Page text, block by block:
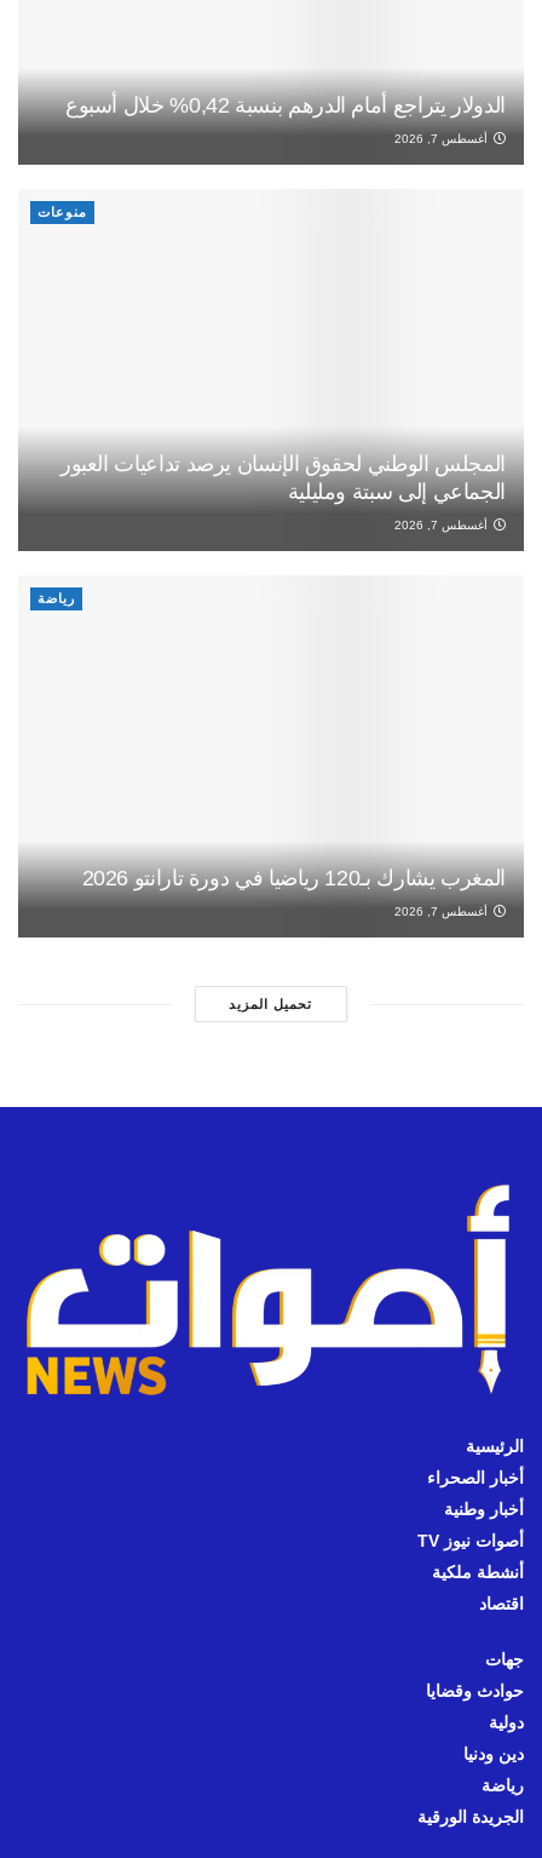
الدولار يتراجع أمام الدرهم بنسبة 0,42% خلال أسبوع
أغسطس 7, 2026
منوعات
المجلس الوطني لحقوق الإنسان يرصد تداعيات العبور
الجماعي إلى سبتة ومليلية
أغسطس 7, 2026
رياضة
المغرب يشارك بـ120 رياضيا في دورة تارانتو 2026
أغسطس 7, 2026
تحميل المزيد
الرئيسية
أخبار الصحراء
أخبار وطنية
أصوات نيوز TV
أنشطة ملكية
اقتصاد
جهات
حوادث وقضايا
دولية
دين ودنيا
رياضة
الجريدة الورقية